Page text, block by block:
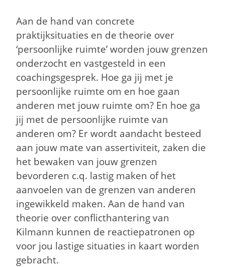
Aan de hand van concrete
praktijksituaties en de theorie over
‘persoonlijke ruimte’ worden jouw grenzen
onderzocht en vastgesteld in een
coachingsgesprek. Hoe ga jij met je
persoonlijke ruimte om en hoe gaan
anderen met jouw ruimte om? En hoe ga
jij met de persoonlijke ruimte van
anderen om? Er wordt aandacht besteed
aan jouw mate van assertiviteit, zaken die
het bewaken van jouw grenzen
bevorderen c.q. lastig maken of het
aanvoelen van de grenzen van anderen
ingewikkeld maken. Aan de hand van
theorie over conflicthantering van
Kilmann kunnen de reactiepatronen op
voor jou lastige situaties in kaart worden
gebracht.